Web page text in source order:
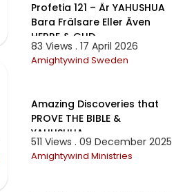
Profetia 121 – Är YAHUSHUA
Bara Frälsare Eller Även
HERRE & GUD
83 Views . 17 April 2026
Amightywind Sweden
Amazing Discoveries that
PROVE THE BIBLE &
YAHUSHUA
511 Views . 09 December 2025
Amightywind Ministries